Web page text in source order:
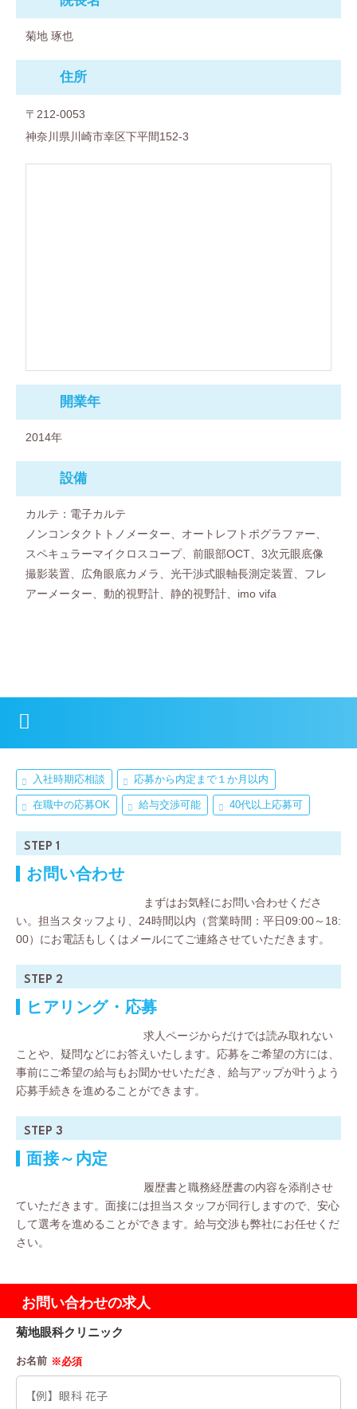
菊地 琢也
住所
〒212-0053
神奈川県川崎市幸区下平間152-3
開業年
2014年
設備
カルテ：電子カルテ
ノンコンタクトトノメーター、オートレフトポグラファー、
スペキュラーマイクロスコープ、前眼部OCT、3次元眼底像
撮影装置、広角眼底カメラ、光干渉式眼軸長測定装置、フレ
アーメーター、動的視野計、静的視野計、imo vifa
入社時期応相談 応募から内定まで１か月以内
在職中の応募OK 給与交渉可能 40代以上応募可
STEP 1
お問い合わせ
まずはお気軽にお問い合わせくださ
い。担当スタッフより、24時間以内（営業時間：平日09:00～18:
00）にお電話もしくはメールにてご連絡させていただきます。
STEP 2
ヒアリング・応募
求人ページからだけでは読み取れない
ことや、疑問などにお答えいたします。応募をご希望の方には、
事前にご希望の給与もお聞かせいただき、給与アップが叶うよう
応募手続きを進めることができます。
STEP 3
面接～内定
履歴書と職務経歴書の内容を添削させ
ていただきます。面接には担当スタッフが同行しますので、安心
して選考を進めることができます。給与交渉も弊社にお任せくだ
さい。
お問い合わせの求人
菊地眼科クリニック
お名前 ※必須